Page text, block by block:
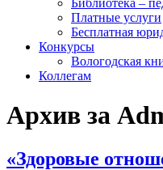
Библиотека –
Платные услуги
Бесплатная
Конкурсы
Вологодская
Коллегам
Архив за
«Здоровые